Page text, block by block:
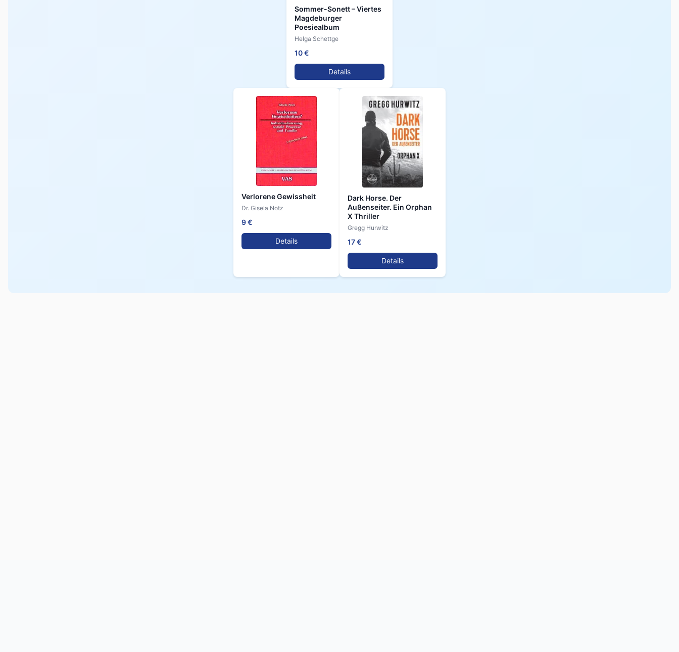
Sommer-Sonett – Viertes
Magdeburger
Poesiealbum
Helga Schettge
10 €
Details
Verlorene Gewissheit
Dr. Gisela Notz
9 €
Details
Dark Horse. Der
Außenseiter. Ein Orphan
X Thriller
Gregg Hurwitz
17 €
Details